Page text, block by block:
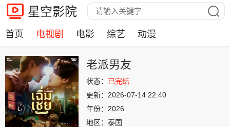
星空影院
首页 电视剧 电影 综艺 动漫
老派男友
状态： 已完结
更新： 2026-07-14 22:40
年份： 2026
地区： 泰国